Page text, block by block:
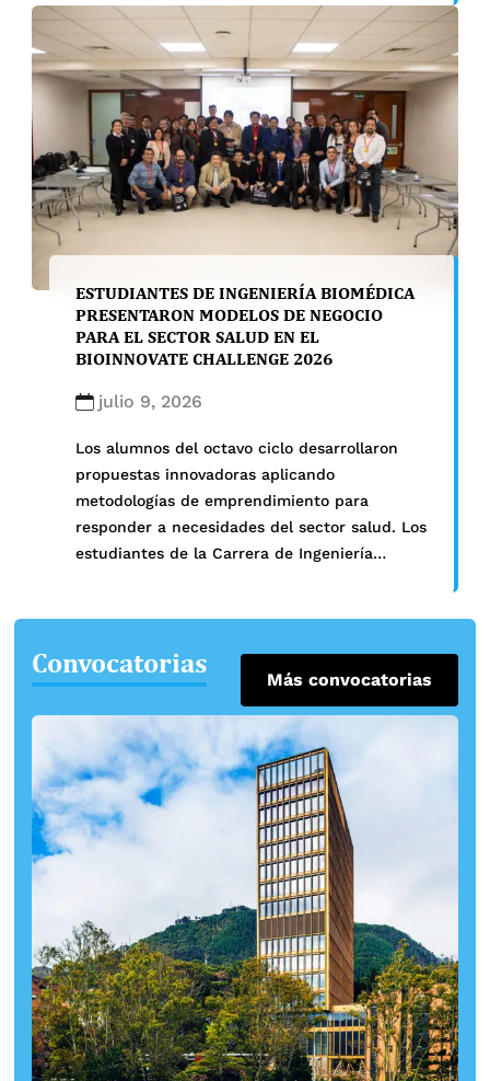
desarrollados durante el semestre en
diferentes cursos de la carrera. A lo largo de
varias jornadas, la exposición reunió […]
ESTUDIANTES DE INGENIERÍA BIOMÉDICA
PRESENTARON MODELOS DE NEGOCIO
PARA EL SECTOR SALUD EN EL
BIOINNOVATE CHALLENGE 2026
julio 9, 2026
Los alumnos del octavo ciclo desarrollaron
propuestas innovadoras aplicando
metodologías de emprendimiento para
responder a necesidades del sector salud. Los
estudiantes de la Carrera de Ingeniería
negocio enfocados en el desarrollo de
soluciones para el sector salud […]
Convocatorias Más convocatorias